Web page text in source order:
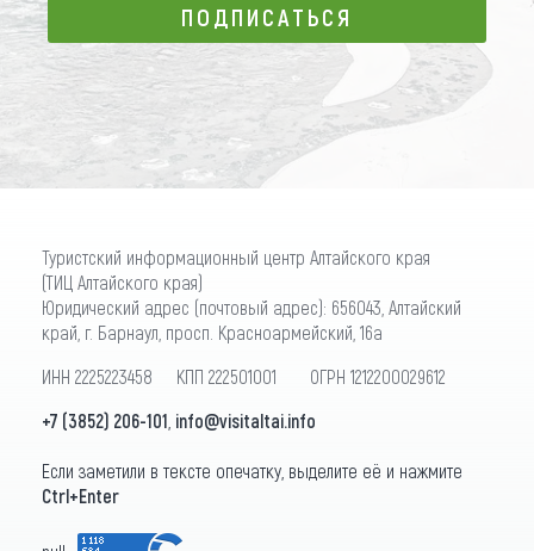
ПОДПИСАТЬСЯ
ПОДПИСАТЬСЯ
Туристский информационный центр Алтайского края
(ТИЦ Алтайского края)
Юридический адрес (почтовый адрес): 656043, Алтайский
край, г. Барнаул, просп. Красноармейский, 16а
ИНН 2225223458 КПП 222501001 ОГРН 1212200029612
+7 (3852) 206-101 info@visitaltai.info
Если заметили в тексте опечатку, выделите её и нажмите
Ctrl+Enter